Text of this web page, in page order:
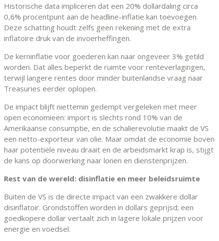
Historische data impliceren dat een 20% dollardaling circa
0,6% procentpunt aan de headline-inflatie kan toevoegen.
Deze schatting houdt zelfs geen rekening met de extra
inflatoire druk van de invoerheffingen.
De kerninflatie voor goederen kan naar ongeveer 3% getild
worden. Dat alles beperkt de ruimte voor renteverlagingen,
terwijl langere rentes door minder buitenlandse vraag naar
Treasuries eerder oplopen.
De impact blijft niettemin gedempt vergeleken met meer
open economieën: import is slechts rond 10% van de
Amerikaanse consumptie, en de schalierevolutie maakt de VS
een netto-exporteur van olie. Maar omdat de economie boven
haar potentiële niveau draait en de arbeidsmarkt krap is, stijgt
de kans op doorwerking naar lonen en dienstenprijzen.
Rest van de wereld: disinflatie en meer beleidsruimte
Buiten de VS is de directe impact van een zwakkere dollar
disinflatoir. Grondstoffen worden in dollars geprijsd; een
goedkopere dollar vertaalt zich in lagere lokale prijzen voor
energie en voedsel.